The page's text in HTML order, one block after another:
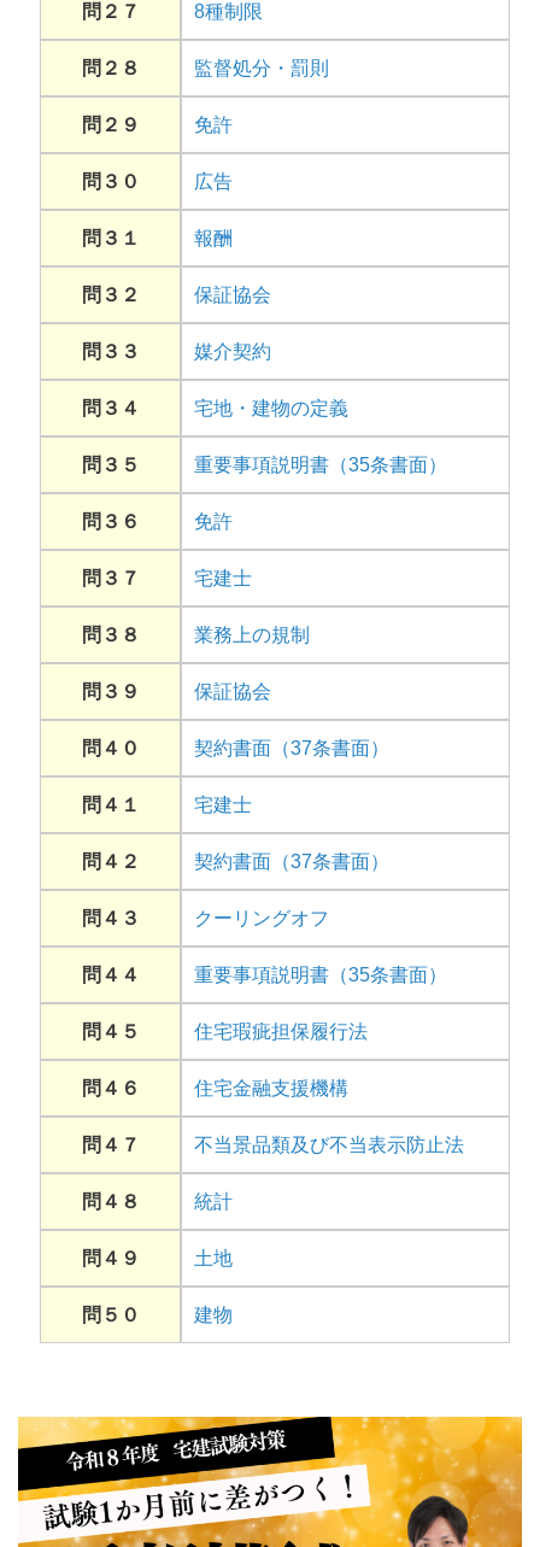
問２７ 8種制限
問２８ 監督処分・罰則
問２９ 免許
問３０ 広告
問３１ 報酬
問３２ 保証協会
問３３ 媒介契約
問３４ 宅地・建物の定義
問３５ 重要事項説明書（35条書面）
問３６ 免許
問３７ 宅建士
問３８ 業務上の規制
問３９ 保証協会
問４０ 契約書面（37条書面）
問４１ 宅建士
問４２ 契約書面（37条書面）
問４３ クーリングオフ
問４４ 重要事項説明書（35条書面）
問４５ 住宅瑕疵担保履行法
問４６ 住宅金融支援機構
問４７ 不当景品類及び不当表示防止法
問４８ 統計
問４９ 土地
問５０ 建物